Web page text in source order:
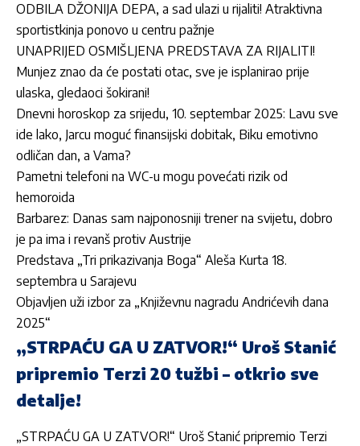
ODBILA DŽONIJA DEPA, a sad ulazi u rijaliti! Atraktivna
sportistkinja ponovo u centru pažnje
UNAPRIJED OSMIŠLJENA PREDSTAVA ZA RIJALITI!
Munjez znao da će postati otac, sve je isplanirao prije
ulaska, gledaoci šokirani!
Dnevni horoskop za srijedu, 10. septembar 2025: Lavu sve
ide lako, Jarcu moguć finansijski dobitak, Biku emotivno
odličan dan, a Vama?
Pametni telefoni na WC-u mogu povećati rizik od
hemoroida
Barbarez: Danas sam najponosniji trener na svijetu, dobro
je pa ima i revanš protiv Austrije
Predstava „Tri prikazivanja Boga“ Aleša Kurta 18.
septembra u Sarajevu
Objavljen uži izbor za „Književnu nagradu Andrićevih dana
2025“
„STRPAĆU GA U ZATVOR!“ Uroš Stanić
pripremio Terzi 20 tužbi – otkrio sve
detalje!
„STRPAĆU GA U ZATVOR!“ Uroš Stanić pripremio Terzi